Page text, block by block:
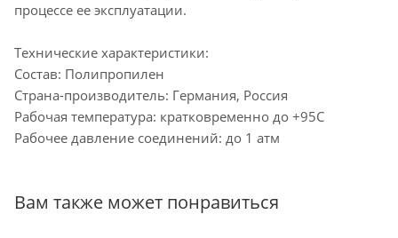
процессе ее эксплуатации.
Технические характеристики:
Состав: Полипропилен
Страна-производитель: Германия, Россия
Рабочая температура: кратковременно до +95С
Рабочее давление соединений: до 1 атм
Вам также может понравиться